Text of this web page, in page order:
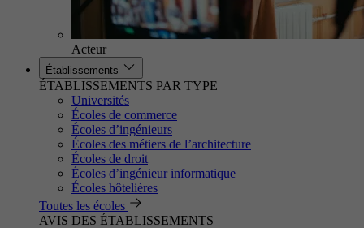
Acteur
Établissements
ÉTABLISSEMENTS PAR TYPE
Universités
Écoles de commerce
Écoles d’ingénieurs
Écoles des métiers de l’architecture
Écoles de droit
Écoles d’ingénieur informatique
Écoles hôtelières
Toutes les écoles
AVIS DES ÉTABLISSEMENTS